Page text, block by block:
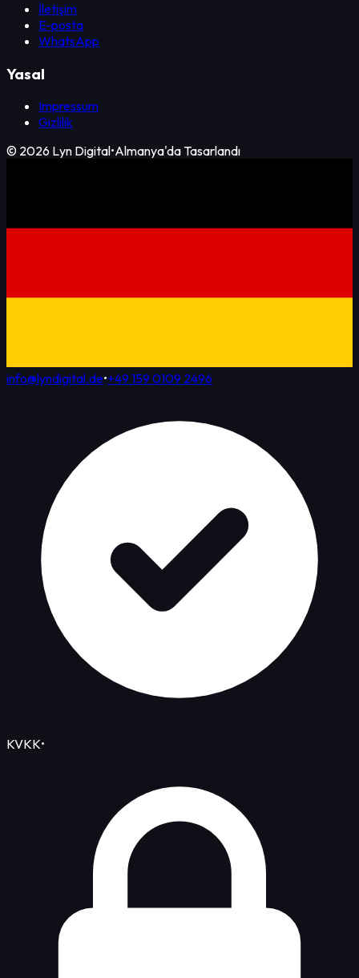
İletişim
E-posta
WhatsApp
Yasal
Impressum
Gizlilik
© 2026 Lyn Digital•Almanya'da Tasarlandı
info@lyndigital.de•+49 159 0109 2496
KVKK•